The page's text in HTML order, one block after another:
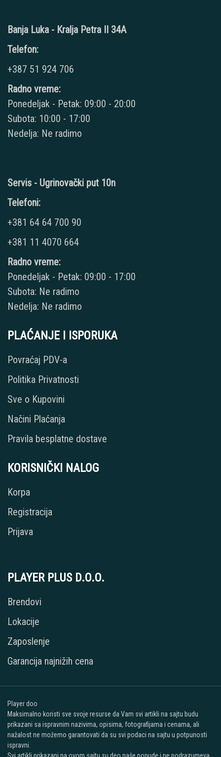
Banja Luka - Kralja Petra II 34A
Telefon:
+387 51 924 706
Radno vreme:
Ponedeljak - Petak: 09:00 - 20:00
Subota: 10:00 - 17:00
Nedelja: Ne radimo
Servis - Ugrinovački put 10n
Telefoni:
+381 64 64 700 90
+381 11 4070 664
Radno vreme:
Ponedeljak - Petak: 09:00 - 17:00
Subota: Ne radimo
Nedelja: Ne radimo
PLAĆANJE I ISPORUKA
Povraćaj PDV-a
Politika Privatnosti
Sve o Kupovini
Načini Plaćanja
Pravila besplatne dostave
KORISNIČKI NALOG
Korpa
Registracija
Prijava
PLAYER PLUS D.O.O.
Brendovi
Lokacije
Zaposlenje
Garancija najnižih cena
Player doo
Maksimalno koristi sve svoje resurse da Vam svi artikli na sajtu budu
prikazani sa ispravnim nazivima, opisima, fotografijama i cenama, ali
nažalost ne možemo garantovati da su svi podaci na sajtu u potpunosti
ispravni.